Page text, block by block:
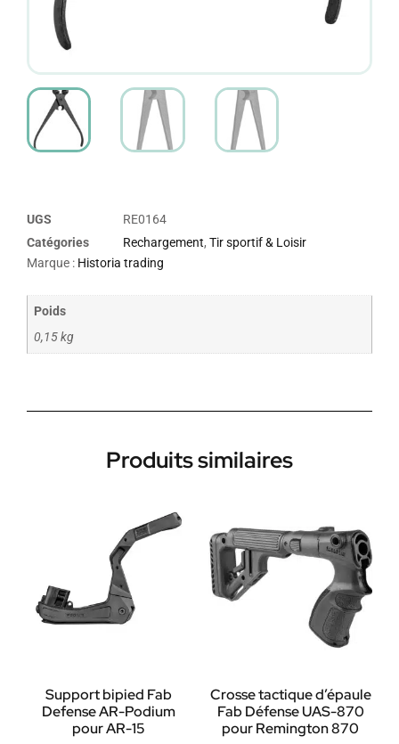
UGS
RE0164
Catégories
Rechargement, Tir sportif & Loisir
Marque : Historia trading
Poids
0,15 kg
Produits similaires
Support bipied Fab
Defense AR-Podium
pour AR-15
Crosse tactique d’épaule
Fab Défense UAS-870
pour Remington 870